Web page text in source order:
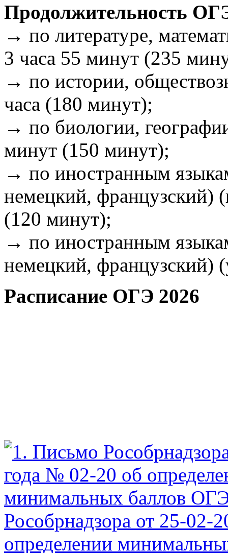
Продолжительность
→ по литературе,
3 часа 55 минут (235
→ по истории,
часа (180 минут);
→ по биологии,
минут (150 минут);
→ по иностранным
немецкий, французский)
(120 минут);
→ по иностранным
немецкий, французский)
Расписание ОГЭ 2026
Рособрнадзора от 25-02-
определении